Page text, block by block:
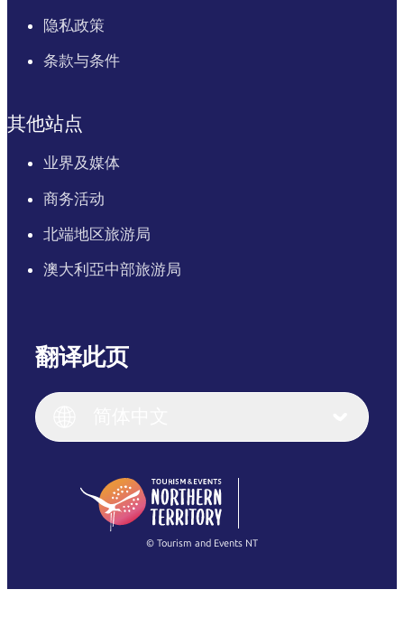
隐私政策
条款与条件
其他站点
业界及媒体
商务活动
北端地区旅游局
澳大利亞中部旅游局
翻译此页
English (US)
English
(Singapore)
Français
繁體中文
© Tourism and Events NT